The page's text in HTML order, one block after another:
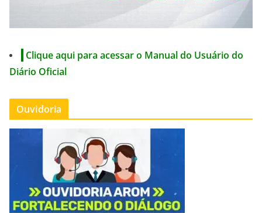
Clique aqui para acessar o Manual do Usuário do
Diário Oficial
Ouvidoria